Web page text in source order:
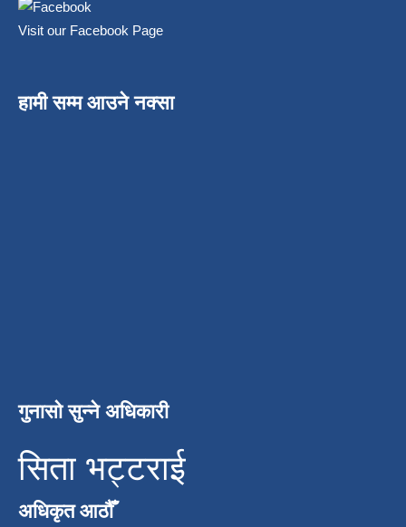
Visit our Facebook Page
हामी सम्म आउने नक्सा
गुनासो सुन्ने अधिकारी
सिता भट्टराई
अधिकृत आठौँ